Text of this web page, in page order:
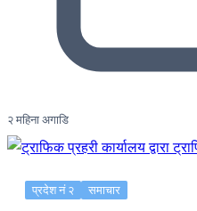
२ महिना अगाडि
प्रदेश नं २ समाचार